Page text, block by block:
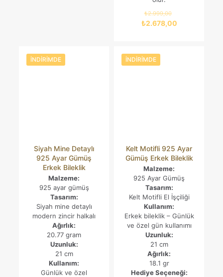
₺2.999,00
fiyat:
₺2.678,00Şu
İNDIRIMDE
Siyah Mine Detaylı
925 Ayar Gümüş
Erkek Bileklik
Malzeme:
925 ayar gümüş
Tasarım:
Siyah mine detaylı
modern zincir halkalı
Ağırlık:
20.77 gram
Uzunluk:
21 cm
Kullanım:
Günlük ve özel
İNDIRIMDE
Kelt Motifli 925 Ayar
Gümüş Erkek Bileklik
Malzeme:
925 Ayar Gümüş
Tasarım:
Kelt Motifli El İşçiliği
Kullanım:
Erkek bileklik – Günlük
ve özel gün kullanımı
Uzunluk:
21 cm
Ağırlık:
18.1 gr
Hediye Seçeneği: